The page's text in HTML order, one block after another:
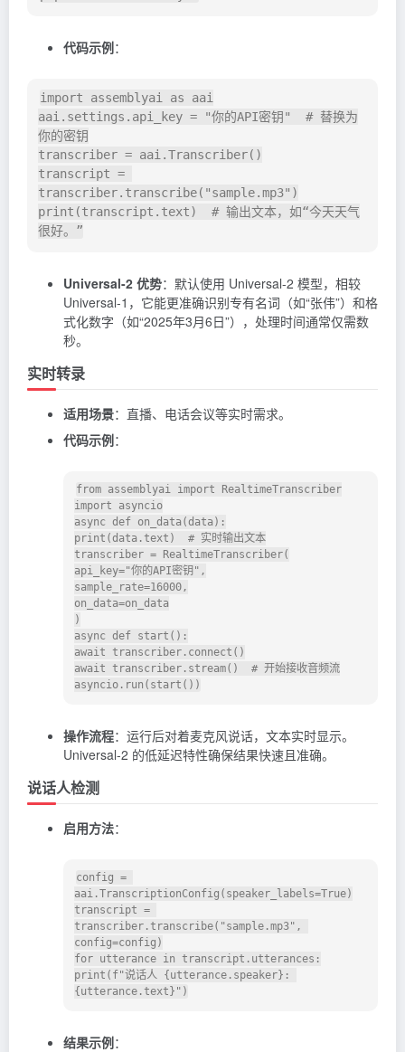
代码示例：
import assemblyai as aai
aai.settings.api_key = "你的API密钥"  # 替换为
你的密钥
transcriber = aai.Transcriber()
transcript =
transcriber.transcribe("sample.mp3")
print(transcript.text)  # 输出文本，如“今天天气
Universal-2 优势：默认使用 Universal-2 模型，相较
Universal-1，它能更准确识别专有名词（如“张伟”）和格
式化数字（如“2025年3月6日”），处理时间通常仅需数
秒。
实时转录
适用场景：直播、电话会议等实时需求。
代码示例：
from assemblyai import RealtimeTranscriber
import asyncio
async def on_data(data):
print(data.text)  # 实时输出文本
transcriber = RealtimeTranscriber(
api_key="你的API密钥",
sample_rate=16000,
on_data=on_data
)
async def start():
await transcriber.connect()
await transcriber.stream()  # 开始接收音频流
操作流程：运行后对着麦克风说话，文本实时显示。
Universal-2 的低延迟特性确保结果快速且准确。
说话人检测
启用方法：
config =
aai.TranscriptionConfig(speaker_labels=True)
transcript =
transcriber.transcribe("sample.mp3",
config=config)
for utterance in transcript.utterances:
print(f"说话人 {utterance.speaker}:
结果示例：